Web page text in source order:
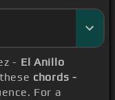
- El Anillo
chords -
For a